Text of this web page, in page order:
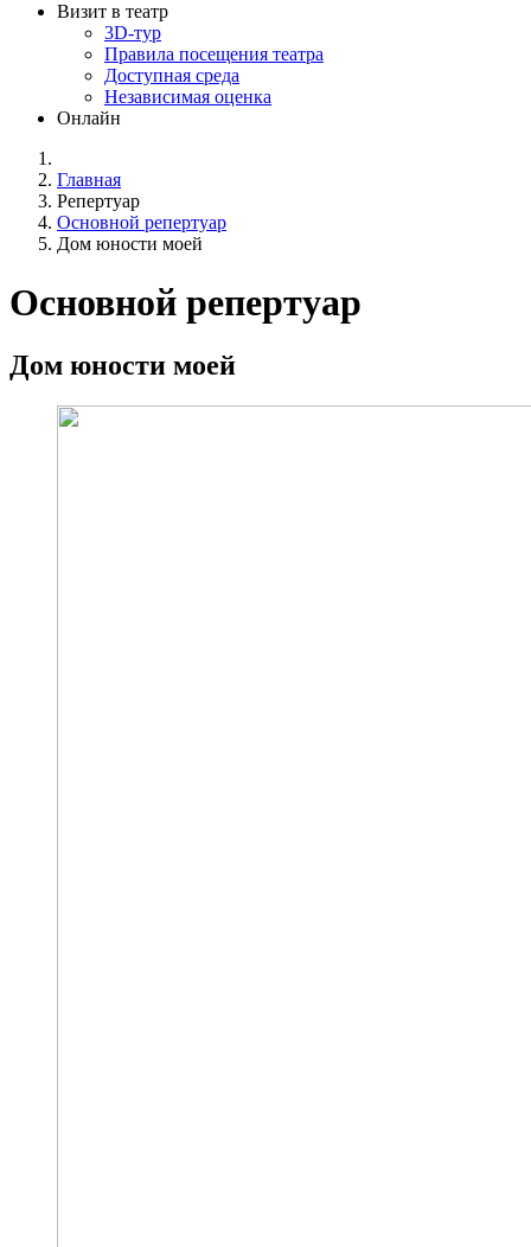
Визит в театр
3D-тур
Правила посещения театра
Доступная среда
Независимая оценка
Онлайн
Главная
Репертуар
Основной репертуар
Дом юности моей
Основной репертуар
Дом юности моей